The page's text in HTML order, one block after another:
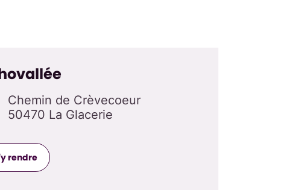
Chemin de Crèvecoeur
50470 La Glacerie
rendre